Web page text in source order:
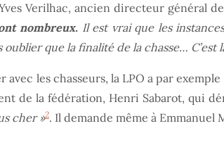
Verilhac, ancien directeur général
nombreux. Il est vrai que les
oublier que la finalité de la chasse… C’est
les chasseurs, la LPO a par
de la fédération, Henri Sabarot, qui
cher »2. Il demande même à Emmanuel